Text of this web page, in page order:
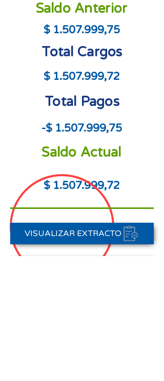
Saldo Anterior
$ 1.507.999,75
Total Cargos
$ 1.507.999,72
Total Pagos
-$ 1.507.999,75
Saldo Actual
$ 1.507.999,72
VISUALIZAR EXTRACTO